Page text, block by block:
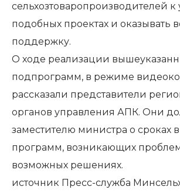
сельхозтоваропроизводителей к
подобных проектах и оказывать
поддержку.
О ходе реализации
подпрограмм, в режиме
рассказали представители
органов управления АПК. Они
заместителю министра о сроках
программ, возникающих
возможных решениях.
источник Пресс-служба